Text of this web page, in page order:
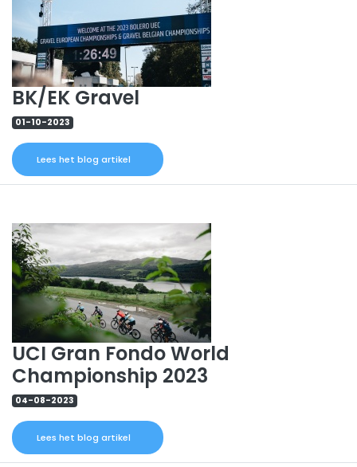
BK/EK Gravel
01-10-2023
Lees het blog artikel
UCI Gran Fondo World
Championship 2023
04-08-2023
Lees het blog artikel